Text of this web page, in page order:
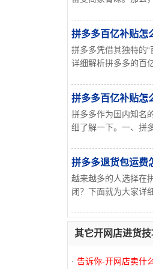
拼多多百亿补贴怎
拼多多凭借其独特的
详细解析拼多多的百
拼多多百亿补贴怎
拼多多作为国内知名
细了解一下。一、拼
拼多多退货包运费
越来越多的人选择在
闭？下面就为大家详
其它开网店进货
· 告诉你-开网店卖什